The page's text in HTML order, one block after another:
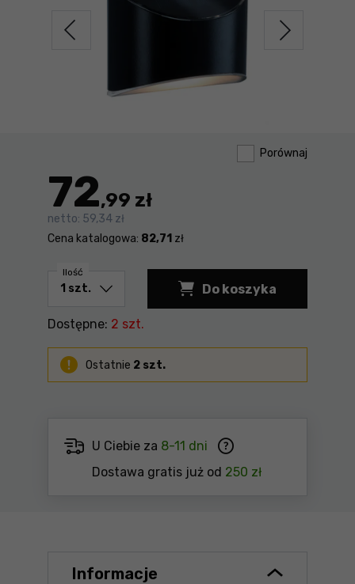
Porównaj
72,99 zł
netto: 59,34 zł
Cena katalogowa: 82,71 zł
Ilość
Do koszyka
Oświetlenie
Dostępne: 2 szt.
Ostatnie 2 szt.
U Ciebie za 8-11 dni
Dostawa gratis już od 250 zł
Informacje